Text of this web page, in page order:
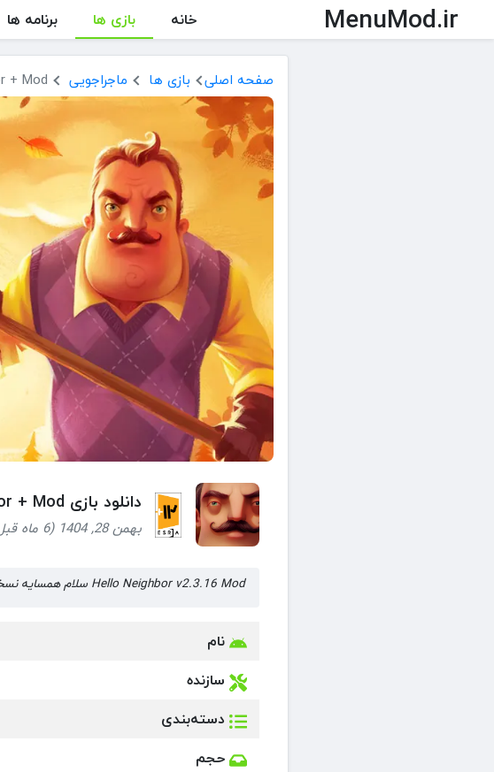
MenuMod.ir خانه بازی ها برنامه ها
صفحه اصلی بازی ها ماجراجویی + Mod
دانلود بازی Hello Neighbor + Mod سلام همسایه مود شده برای اندروید
بهمن 28, 1404 (6 ماه قبل)
Hello Neighbor v2.3.16 Mod سلام همسایه نسخه 2.3.16 مود شده
نام
سازنده
دسته‌بندی
حجم